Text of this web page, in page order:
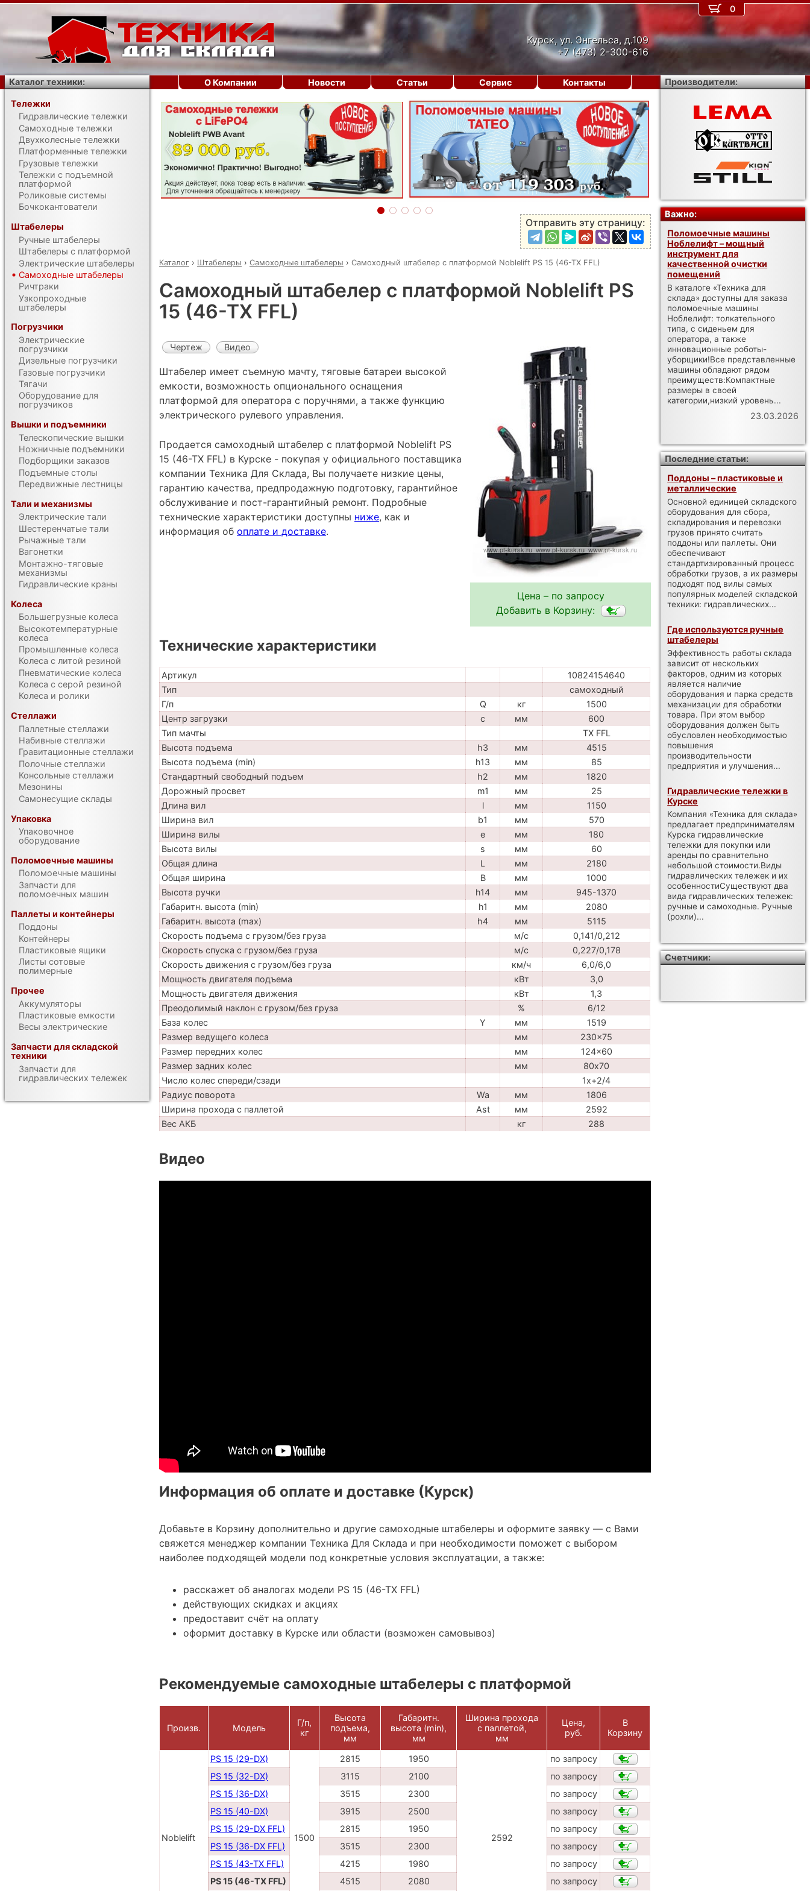
Курск, ул. Энгельса, д.109
+7 (473) 2-300-616
‹ ›
Отправить эту страницу:
Каталог › Штабелеры › Самоходные штабелеры › Самоходный штабелер с платформой Noblelift PS 15 (46-TX FFL)
Самоходный штабелер с платформой Noblelift PS
15 (46-TX FFL)
Цена – по запросу
Добавить в Корзину:
Чертеж Видео
Штабелер имеет съемную мачту, тяговые батареи высокой
емкости, возможность опционального оснащения
платформой для оператора с поручнями, а также функцию
электрического рулевого управления.
Продается самоходный штабелер с платформой Noblelift PS
15 (46-TX FFL) в Курске - покупая у официального поставщика
компании Техника Для Склада, Вы получаете низкие цены,
гарантию качества, предпродажную подготовку, гарантийное
обслуживание и пост-гарантийный ремонт. Подробные
технические характеристики доступны ниже, как и
информация об оплате и доставке.
Технические характеристики
Артикул
10824154640
Тип
самоходный
Г/п
Q кг
1500
Центр загрузки
c мм
600
Тип мачты
TX FFL
Высота подъема
h3 мм
4515
Высота подъема (min)
h13 мм
85
Стандартный свободный подъем
h2 мм
1820
Дорожный просвет
m1 мм
25
Длина вил
l мм
1150
Ширина вил
b1 мм
570
Ширина вилы
e мм
180
Высота вилы
s мм
60
Общая длина
L мм
2180
Общая ширина
B мм
1000
Высота ручки
h14 мм
945-1370
Габаритн. высота (min)
h1 мм
2080
Габаритн. высота (max)
h4 мм
5115
Скорость подъема с грузом/без груза
м/с
0,141/0,212
Скорость спуска с грузом/без груза
м/с
0,227/0,178
Скорость движения с грузом/без груза
км/ч
6,0/6,0
Мощность двигателя подъема
кВт
3,0
Мощность двигателя движения
кВт
1,3
Преодолимый наклон с грузом/без груза
%
6/12
База колес
Y мм
1519
Размер ведущего колеса
мм
230x75
Размер передних колес
мм
124x60
Размер задних колес
мм
80х70
Число колес спереди/сзади
1x+2/4
Радиус поворота
Wa мм
1806
Ширина прохода с паллетой
Ast мм
2592
Вес АКБ
кг 288
Видео
Информация об оплате и доставке (Курск)
Добавьте в Корзину дополнительно и другие самоходные штабелеры и оформите заявку — с Вами
свяжется менеджер компании Техника Для Склада и при необходимости поможет с выбором
наиболее подходящей модели под конкретные условия эксплуатации, а также:
расскажет об аналогах модели PS 15 (46-TX FFL)
действующих скидках и акциях
предоставит счёт на оплату
оформит доставку в Курске или области (возможен самовывоз)
Рекомендуемые самоходные штабелеры с платформой
Произв. Модель
Г/п,
кг
Высота
подъема,
мм
Габаритн.
высота (min),
мм
Ширина прохода
с паллетой,
мм
Цена,
руб.
В
Корзину
Noblelift
PS 15 (29-DX)
1500
2815 1950
2592
по запросу
PS 15 (32-DX)
3115 2100
по запросу
PS 15 (36-DX)
3515 2300
по запросу
PS 15 (40-DX)
3915 2500
по запросу
PS 15 (29-DX FFL)
2815 1950
по запросу
PS 15 (36-DX FFL)
3515 2300
по запросу
PS 15 (43-TX FFL)
4215 1980
по запросу
PS 15 (46-TX FFL)
4515 2080 по запросу
0
О Компании Новости Статьи Сервис Контакты
Каталог техники:
Тележки
Гидравлические тележки
Самоходные тележки
Двухколесные тележки
Платформенные тележки
Грузовые тележки
Тележки с подъемной
платформой
Роликовые системы
Бочкокантователи
Штабелеры
Ручные штабелеры
Штабелеры с платформой
Электрические штабелеры
Самоходные штабелеры
Ричтраки
Узкопроходные
штабелеры
Погрузчики
Электрические
погрузчики
Дизельные погрузчики
Газовые погрузчики
Тягачи
Оборудование для
погрузчиков
Вышки и подъемники
Телескопические вышки
Ножничные подъемники
Подборщики заказов
Подъемные столы
Передвижные лестницы
Тали и механизмы
Электрические тали
Шестеренчатые тали
Рычажные тали
Вагонетки
Монтажно-тяговые
механизмы
Гидравлические краны
Колеса
Большегрузные колеса
Высокотемпературные
колеса
Промышленные колеса
Колеса с литой резиной
Пневматические колеса
Колеса с серой резиной
Колеса и ролики
Стеллажи
Паллетные стеллажи
Набивные стеллажи
Гравитационные стеллажи
Полочные стеллажи
Консольные стеллажи
Мезонины
Самонесущие склады
Упаковка
Упаковочное
оборудование
Поломоечные машины
Поломоечные машины
Запчасти для
поломоечных машин
Паллеты и контейнеры
Поддоны
Контейнеры
Пластиковые ящики
Листы сотовые
полимерные
Прочее
Аккумуляторы
Пластиковые емкости
Весы электрические
Запчасти для складской
техники
Запчасти для
гидравлических тележек
Производители:
Важно:
Поломоечные машины
Ноблелифт – мощный
инструмент для
качественной очистки
помещений
В каталоге «Техника для
склада» доступны для заказа
поломоечные машины
Ноблелифт: толкательного
типа, с сиденьем для
оператора, а также
инновационные роботы-
уборщики!Все представленные
машины обладают рядом
преимуществ:Компактные
размеры в своей
категории,низкий уровень...
23.03.2026
Последние статьи:
Поддоны – пластиковые и
металлические
Основной единицей складского
оборудования для сбора,
складирования и перевозки
грузов принято считать
поддоны или паллеты. Они
обеспечивают
стандартизированный процесс
обработки грузов, а их размеры
подходят под вилы самых
популярных моделей складской
техники: гидравлических...
Где используются ручные
штабелеры
Эффективность работы склада
зависит от нескольких
факторов, одним из которых
является наличие
оборудования и парка средств
механизации для обработки
товара. При этом выбор
оборудования должен быть
обусловлен необходимостью
повышения
производительности
предприятия и улучшения...
Гидравлические тележки в
Курске
Компания «Техника для склада»
предлагает предпринимателям
Курска гидравлические
тележки для покупки или
аренды по сравнительно
небольшой стоимости.Виды
гидравлических тележек и их
особенностиСуществуют два
вида гидравлических тележек:
ручные и самоходные. Ручные
(рохли)...
Счетчики: